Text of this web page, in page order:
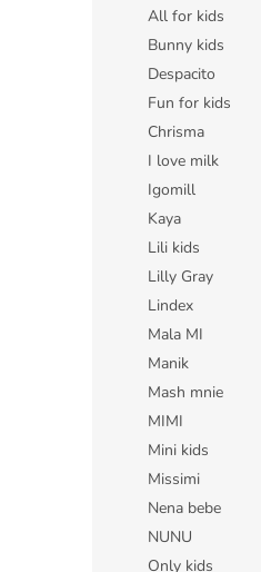
All for kids
Bunny kids
Despacito
Fun for kids
Chrisma
I love milk
Igomill
Kaya
Lili kids
Lilly Gray
Lindex
Mala MI
Manik
Mash mnie
MIMI
Mini kids
Missimi
Nena bebe
NUNU
Only kids